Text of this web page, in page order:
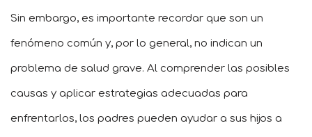
Sin embargo, es importante recordar que son un
fenómeno común y, por lo general, no indican un
problema de salud grave. Al comprender las posibles
causas y aplicar estrategias adecuadas para
enfrentarlos, los padres pueden ayudar a sus hijos a